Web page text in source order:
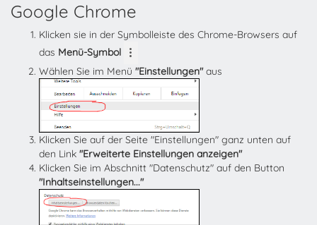
Google Chrome
Klicken sie in der Symbolleiste des Chrome-Browsers auf
das Menü-Symbol
Wählen Sie im Menü "Einstellungen"aus
Klicken Sie auf der Seite "Einstellungen" ganz unten auf
den Link "Erweiterte Einstellungen anzeigen"
Klicken Sie im Abschnitt "Datenschutz" auf den Button
"Inhaltseinstellungen..."